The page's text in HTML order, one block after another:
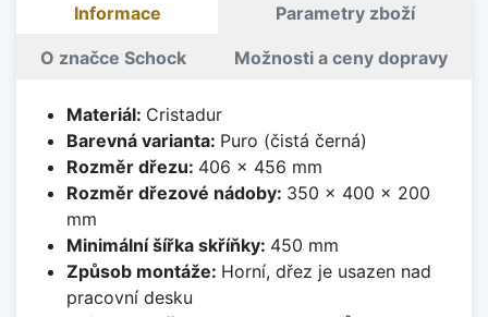
Informace Parametry zboží
O značce Schock Možnosti a ceny dopravy
Materiál: Cristadur
Barevná varianta: Puro (čistá černá)
Rozměr dřezu: 406 x 456 mm
Rozměr dřezové nádoby: 350 x 400 x 200
mm
Minimální šířka skříňky: 450 mm
Způsob montáže: Horní, dřez je usazen nad
pracovní desku